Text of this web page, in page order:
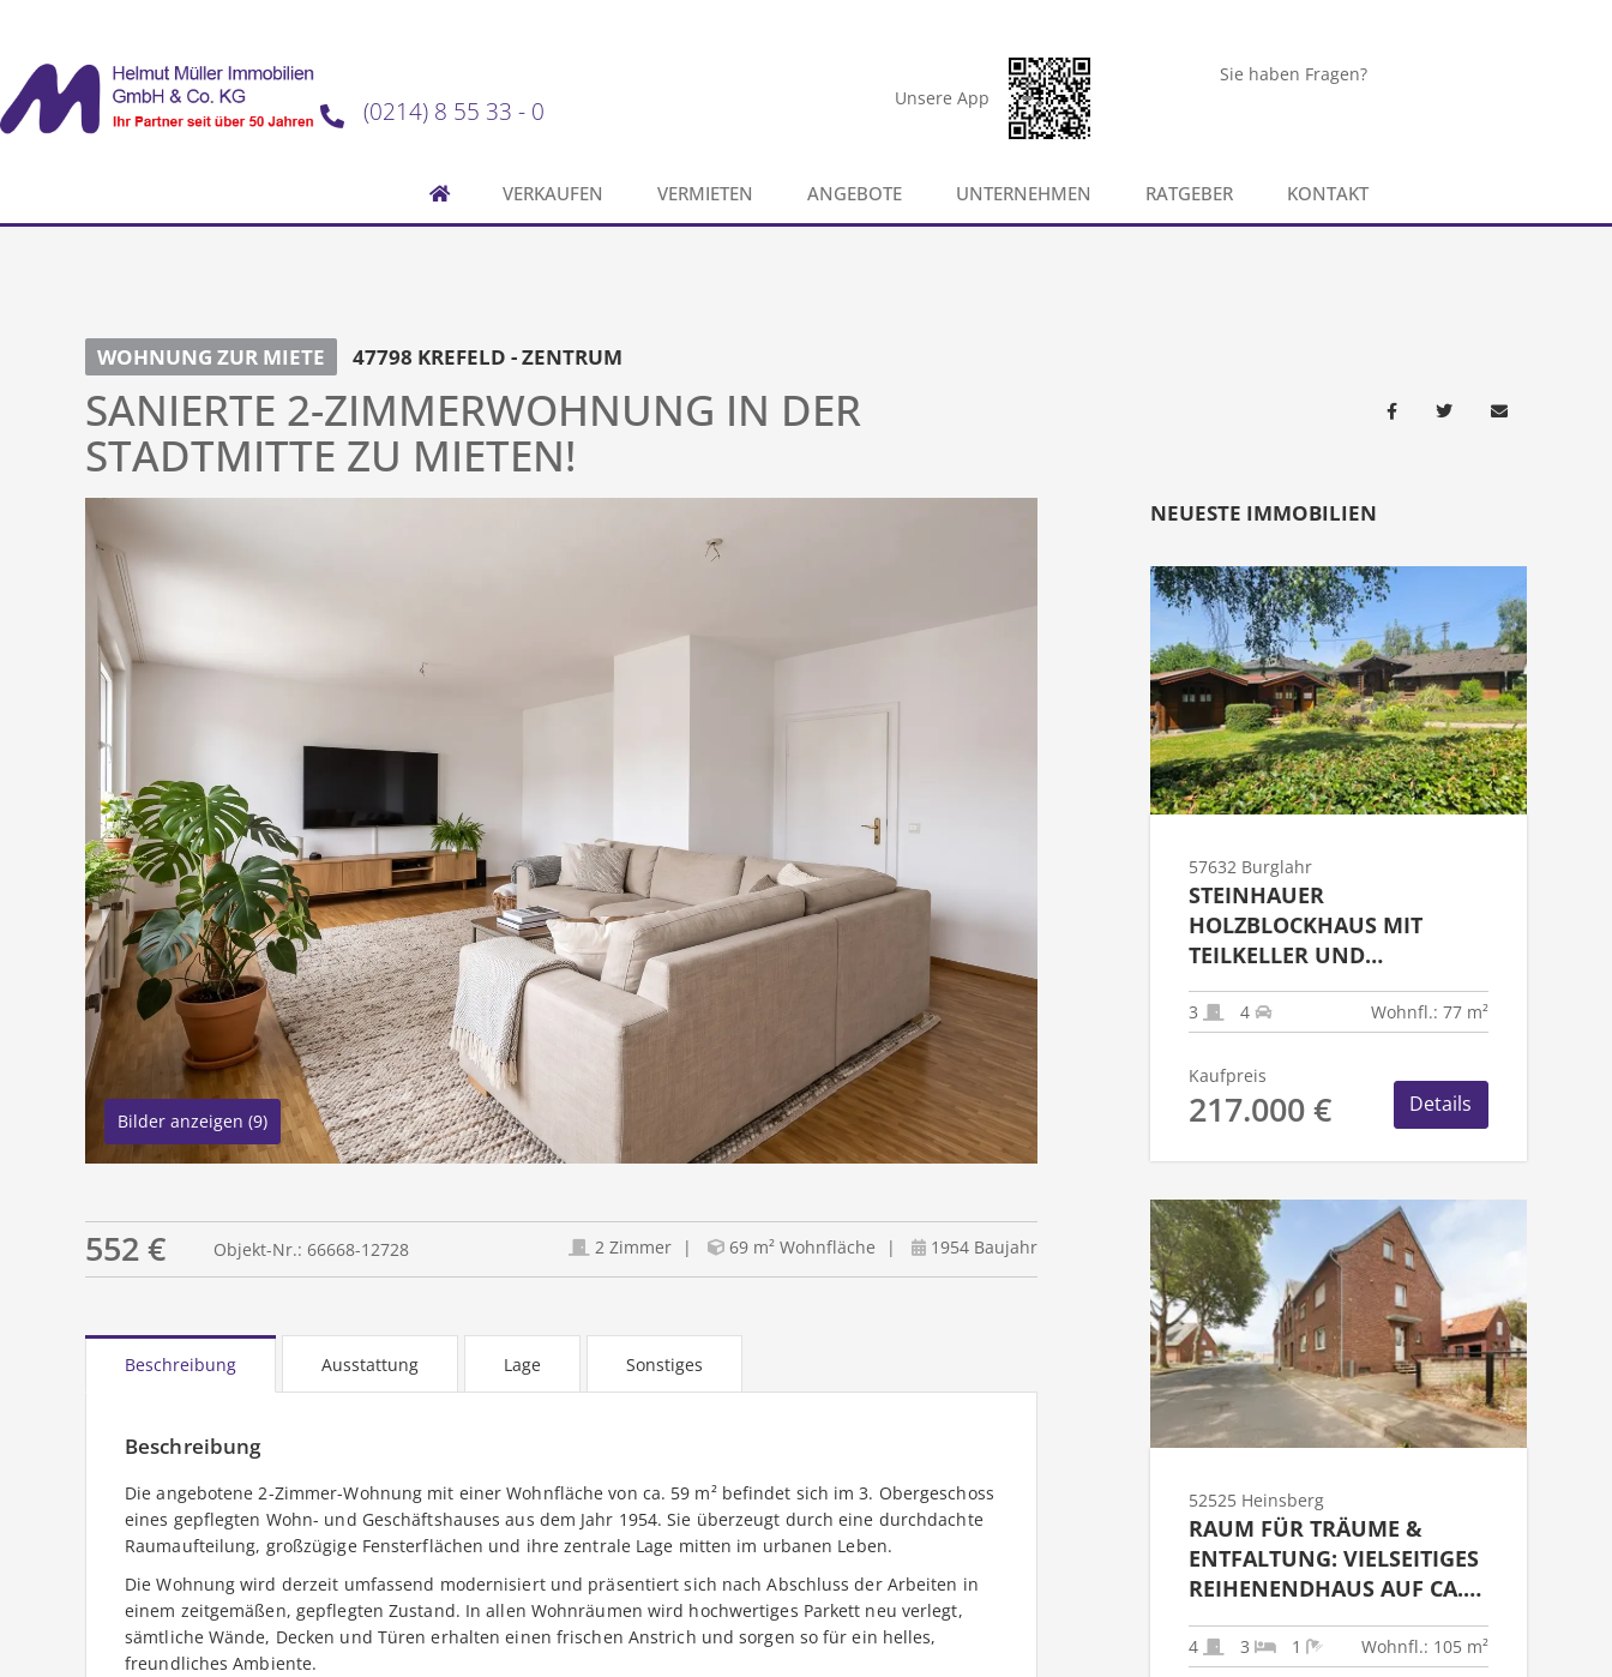
Unsere App
Sie haben Fragen?
(0214) 8 55 33 - 0
VERKAUFEN VERMIETEN ANGEBOTE UNTERNEHMEN RATGEBER KONTAKT
WOHNUNG ZUR MIETE 47798 KREFELD - ZENTRUM
SANIERTE 2-ZIMMERWOHNUNG IN DER
STADTMITTE ZU MIETEN!
Bilder anzeigen (9)
552 € Objekt-Nr.: 66668-12728 2 Zimmer 69 m² Wohnfläche 1954 Baujahr
Beschreibung Ausstattung Lage Sonstiges
Beschreibung
Die angebotene 2-Zimmer-Wohnung mit einer Wohnfläche von ca. 59 m² befindet sich im 3. Obergeschoss
eines gepflegten Wohn- und Geschäftshauses aus dem Jahr 1954. Sie überzeugt durch eine durchdachte
Raumaufteilung, großzügige Fensterflächen und ihre zentrale Lage mitten im urbanen Leben.
Die Wohnung wird derzeit umfassend modernisiert und präsentiert sich nach Abschluss der Arbeiten in
einem zeitgemäßen, gepflegten Zustand. In allen Wohnräumen wird hochwertiges Parkett neu verlegt,
sämtliche Wände, Decken und Türen erhalten einen frischen Anstrich und sorgen so für ein helles,
freundliches Ambiente.
NEUESTE IMMOBILIEN
57632 Burglahr
STEINHAUER
HOLZBLOCKHAUS MIT
TEILKELLER UND
GARTENHAUS ALS
FESTWOHNSITZ IN 57632
3 4 Wohnfl.: 77 m²
Kaufpreis
217.000 € Details
52525 Heinsberg
RAUM FÜR TRÄUME &
ENTFALTUNG: VIELSEITIGES
REIHENENDHAUS AUF CA.
1.782 M²
TRAUMGRUNDSTÜCK!
4 3 1 Wohnfl.: 105 m²